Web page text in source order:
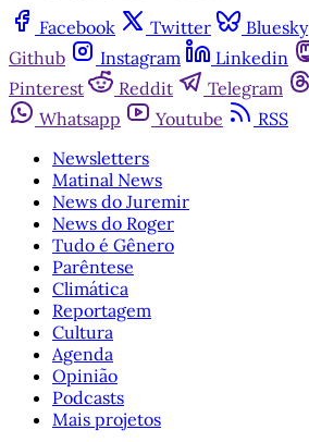
Facebook Twitter Bluesky
Github
Instagram Linkedin
Pinterest
Reddit Telegram
Whatsapp
Youtube
RSS
Newsletters
Matinal News
News do Juremir
News do Roger
Tudo é Gênero
Parêntese
Climática
Reportagem
Cultura
Agenda
Opinião
Podcasts
Mais projetos